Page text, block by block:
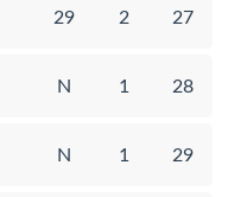
29 2 27
N 1 28
N 1 29